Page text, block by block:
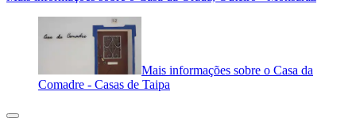
Mais informações sobre o Casa da
Comadre - Casas de Taipa